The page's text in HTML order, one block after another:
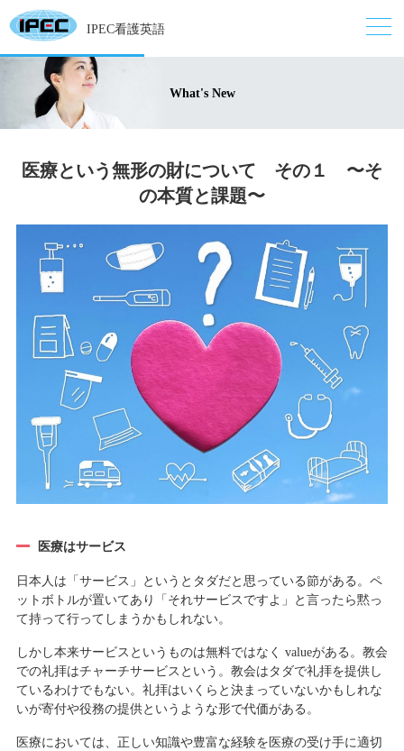
IPEC看護英語
What's New
医療という無形の財について その１ 〜そ
の本質と課題〜
医療はサービス
日本人は「サービス」というとタダだと思っている節がある。ペ
ットボトルが置いてあり「それサービスですよ」と言ったら黙っ
て持って行ってしまうかもしれない。
しかし本来サービスというものは無料ではなく valueがある。教会
での礼拝はチャーチサービスという。教会はタダで礼拝を提供し
ているわけでもない。礼拝はいくらと決まっていないかもしれな
いが寄付や役務の提供というような形で代価がある。
医療においては、正しい知識や豊富な経験を医療の受け手に適切